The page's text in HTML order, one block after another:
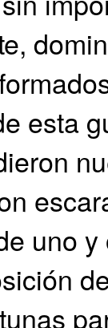
esta
uno